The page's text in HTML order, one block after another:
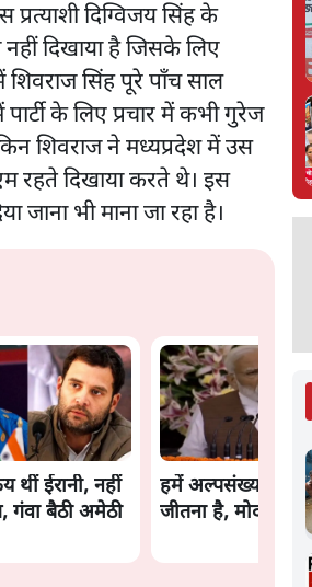
दिग्विजय सिंह के
दिखाया है जिसके लिए
सिंह पूरे पाँच साल
के लिए प्रचार में कभी गुरेज
शिवराज ने मध्यप्रदेश में उस
रहते दिखाया करते थे। इस
जाना भी माना जा रहा है।
थीं ईरानी, नहीं
गंवा बैठी अमेठी
हमें अल्पसंख्यकों का
जीतना है, मोदी बोले